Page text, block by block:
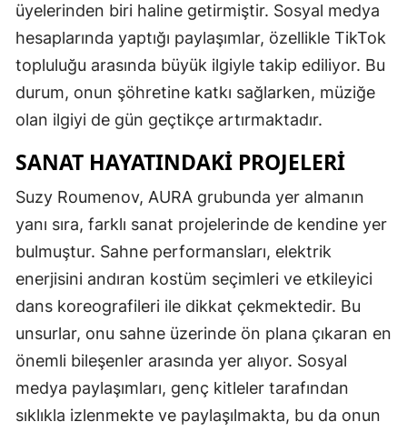
üyelerinden biri haline getirmiştir. Sosyal medya
hesaplarında yaptığı paylaşımlar, özellikle TikTok
topluluğu arasında büyük ilgiyle takip ediliyor. Bu
durum, onun şöhretine katkı sağlarken, müziğe
olan ilgiyi de gün geçtikçe artırmaktadır.
SANAT HAYATINDAKI PROJELERI
Suzy Roumenov, AURA grubunda yer almanın
yanı sıra, farklı sanat projelerinde de kendine yer
bulmuştur. Sahne performansları, elektrik
enerjisini andıran kostüm seçimleri ve etkileyici
dans koreografileri ile dikkat çekmektedir. Bu
unsurlar, onu sahne üzerinde ön plana çıkaran en
önemli bileşenler arasında yer alıyor. Sosyal
medya paylaşımları, genç kitleler tarafından
sıklıkla izlenmekte ve paylaşılmakta, bu da onun